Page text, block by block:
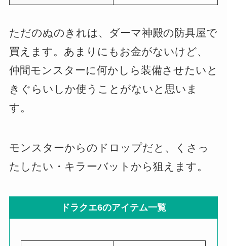
ただのぬのきれは、ダーマ神殿の防具屋で
買えます。あまりにもお金がないけど、
仲間モンスターに何かしら装備させたいと
きぐらいしか使うことがないと思いま
す。
モンスターからのドロップだと、くさっ
たしたい・キラーバットから狙えます。
ドラクエ6のアイテム一覧